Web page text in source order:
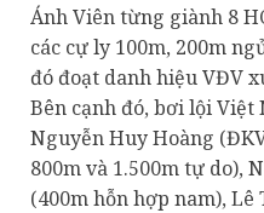
Ánh Viên từng giành 8
các cự ly 100m, 200m
đó đoạt danh hiệu VĐV
Bên cạnh đó, bơi lội
Nguyễn Huy Hoàng
800m và 1.500m tự do),
(400m hỗn hợp nam),